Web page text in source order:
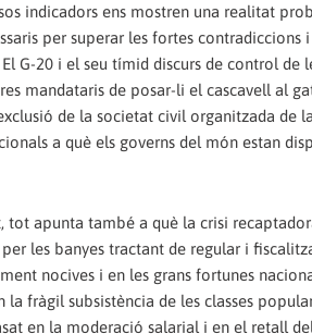
indicadors ens mostren una realitat
per superar les fortes
G-20 i el seu tímid discurs de control de
mandataris de posar-li el cascavell al
de la societat civil organitzada
a què els governs del món estan
tot apunta també a què la crisi
les banyes tractant de regular i
nocives i en les grans fortunes
la fràgil subsistència de les classes
en la moderació salarial i en el retall